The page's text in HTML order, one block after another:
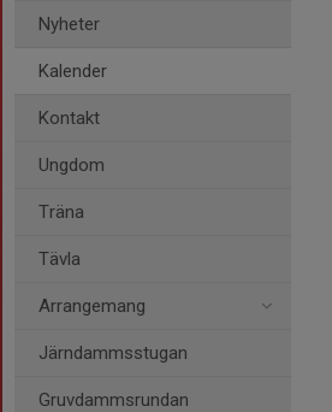
Nyheter
Kalender
Kontakt
Ungdom
Träna
Tävla
Arrangemang
Järndammsstugan
Gruvdammsrundan